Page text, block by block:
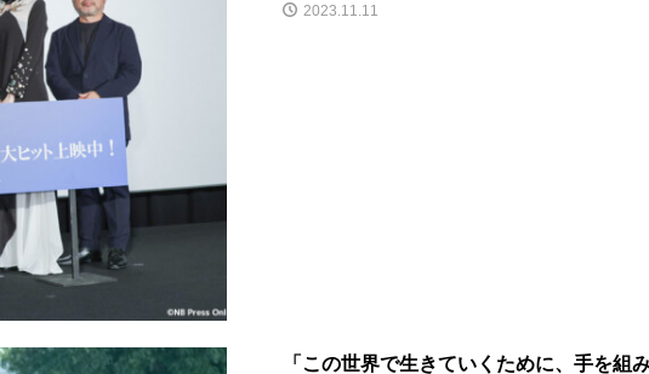
2023.11.11
「この世界で生きていくために、手を組